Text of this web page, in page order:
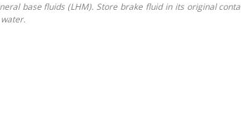
base fluids (LHM). Store brake fluid in its original